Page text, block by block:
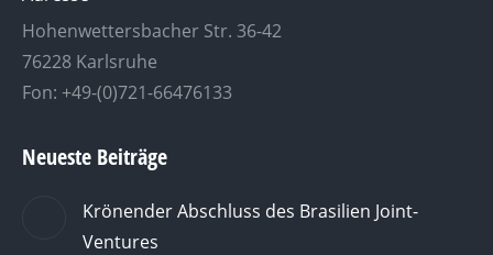
Hohenwettersbacher Str. 36-42
76228 Karlsruhe
Fon: +49-(0)721-66476133
Neueste Beiträge
Krönender Abschluss des Brasilien Joint-
Ventures